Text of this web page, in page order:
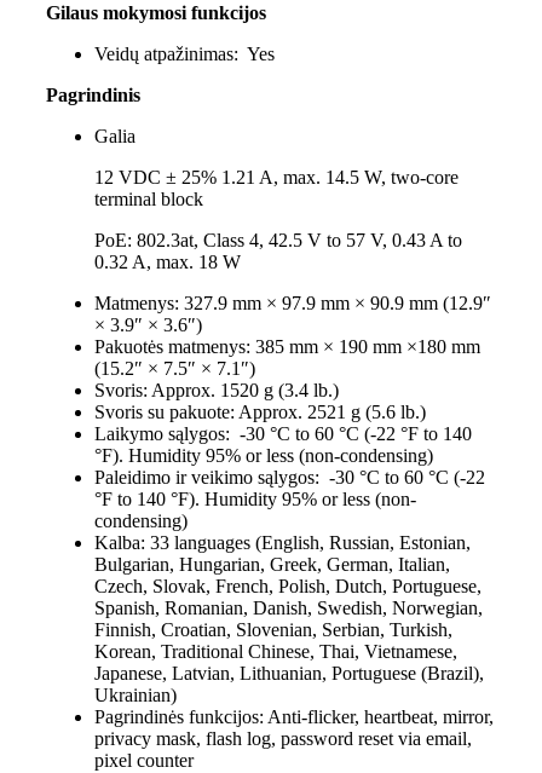
Gilaus mokymosi funkcijos
Veidų atpažinimas: Yes
Pagrindinis
Galia
12 VDC ± 25% 1.21 A, max. 14.5 W, two-core
terminal block
PoE: 802.3at, Class 4, 42.5 V to 57 V, 0.43 A to
0.32 A, max. 18 W
Matmenys: 327.9 mm × 97.9 mm × 90.9 mm (12.9″
× 3.9″ × 3.6″)
Pakuotės matmenys: 385 mm × 190 mm ×180 mm
(15.2″ × 7.5″ × 7.1″)
Svoris: Approx. 1520 g (3.4 lb.)
Svoris su pakuote: Approx. 2521 g (5.6 lb.)
Laikymo sąlygos: -30 °C to 60 °C (-22 °F to 140
°F). Humidity 95% or less (non-condensing)
Paleidimo ir veikimo sąlygos: -30 °C to 60 °C (-22
°F to 140 °F). Humidity 95% or less (non-
condensing)
Kalba: 33 languages (English, Russian, Estonian,
Bulgarian, Hungarian, Greek, German, Italian,
Czech, Slovak, French, Polish, Dutch, Portuguese,
Spanish, Romanian, Danish, Swedish, Norwegian,
Finnish, Croatian, Slovenian, Serbian, Turkish,
Korean, Traditional Chinese, Thai, Vietnamese,
Japanese, Latvian, Lithuanian, Portuguese (Brazil),
Ukrainian)
Pagrindinės funkcijos: Anti-flicker, heartbeat, mirror,
privacy mask, flash log, password reset via email,
pixel counter